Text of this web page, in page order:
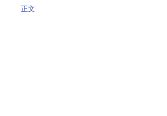
正文